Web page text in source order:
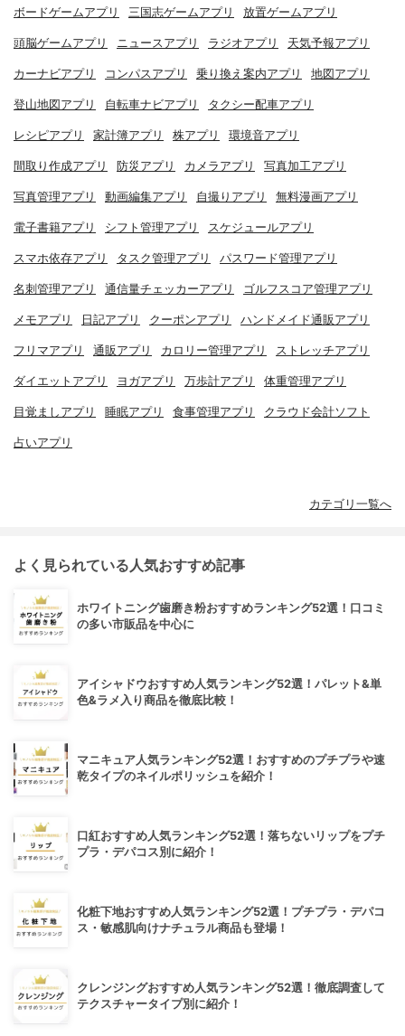
ボードゲームアプリ 三国志ゲームアプリ 放置ゲームアプリ
頭脳ゲームアプリ ニュースアプリ ラジオアプリ 天気予報アプリ
カーナビアプリ コンパスアプリ 乗り換え案内アプリ 地図アプリ
登山地図アプリ 自転車ナビアプリ タクシー配車アプリ
レシピアプリ 家計簿アプリ 株アプリ 環境音アプリ
間取り作成アプリ 防災アプリ カメラアプリ 写真加工アプリ
写真管理アプリ 動画編集アプリ 自撮りアプリ 無料漫画アプリ
電子書籍アプリ シフト管理アプリ スケジュールアプリ
スマホ依存アプリ タスク管理アプリ パスワード管理アプリ
名刺管理アプリ 通信量チェッカーアプリ ゴルフスコア管理アプリ
メモアプリ 日記アプリ クーポンアプリ ハンドメイド通販アプリ
フリマアプリ 通販アプリ カロリー管理アプリ ストレッチアプリ
ダイエットアプリ ヨガアプリ 万歩計アプリ 体重管理アプリ
目覚ましアプリ 睡眠アプリ 食事管理アプリ クラウド会計ソフト
占いアプリ
カテゴリ一覧へ
よく見られている人気おすすめ記事
ホワイトニング歯磨き粉おすすめランキング52選！口コミ
の多い市販品を中心に
アイシャドウおすすめ人気ランキング52選！パレット&単
色&ラメ入り商品を徹底比較！
マニキュア人気ランキング52選！おすすめのプチプラや速
乾タイプのネイルポリッシュを紹介！
口紅おすすめ人気ランキング52選！落ちないリップをプチ
プラ・デパコス別に紹介！
化粧下地おすすめ人気ランキング52選！プチプラ・デパコ
ス・敏感肌向けナチュラル商品も登場！
クレンジングおすすめ人気ランキング52選！徹底調査して
テクスチャータイプ別に紹介！